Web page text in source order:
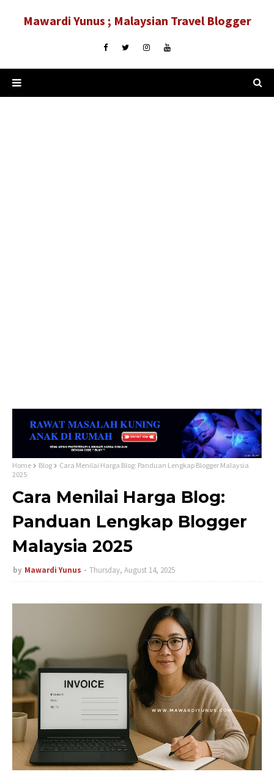
Mawardi Yunus ; Malaysian Travel Blogger
Home Blog
Cara Menilai Harga Blog: Panduan Lengkap Blogger Malaysia
2025
Cara Menilai Harga Blog:
Panduan Lengkap Blogger
Malaysia 2025
by Mawardi Yunus Thursday, August 14, 2025